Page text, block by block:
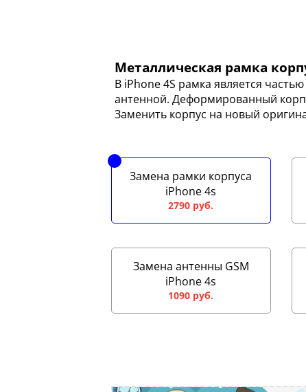
Металлическая рамка
В iPhone 4S рамка является
антенной. Деформированный
Заменить корпус на новый
Замена рамки корпуса
iPhone 4s
2790 руб.
Замена антенны GSM
iPhone 4s
1090 руб.